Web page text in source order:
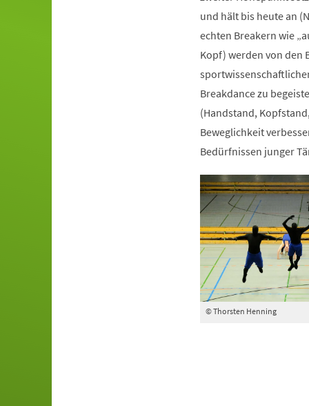
und hält bis heute an
echten Breakern wie
Kopf) werden von den
Breakdance zu
(Handstand,
Beweglichkeit
Bedürfnissen junger
© Thorsten Henning